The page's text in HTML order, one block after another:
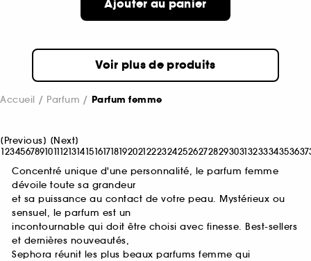
Ajouter au panier
Voir plus de produits
Accueil Parfum Parfum femme
[Previous] [Next]
12345678910111213141516171819202122232425262728293031323334353637
Concentré unique d'une personnalité, le parfum femme
dévoile toute sa grandeur
et sa puissance au contact de votre peau. Mystérieux ou
sensuel, le parfum est un
incontournable qui doit être choisi avec finesse. Best-sellers
et dernières nouveautés,
Sephora réunit les plus beaux parfums femme qui